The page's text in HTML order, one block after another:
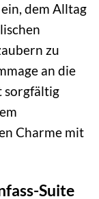
dem Alltag
zu
an die
sorgfältig
Charme mit
Suite